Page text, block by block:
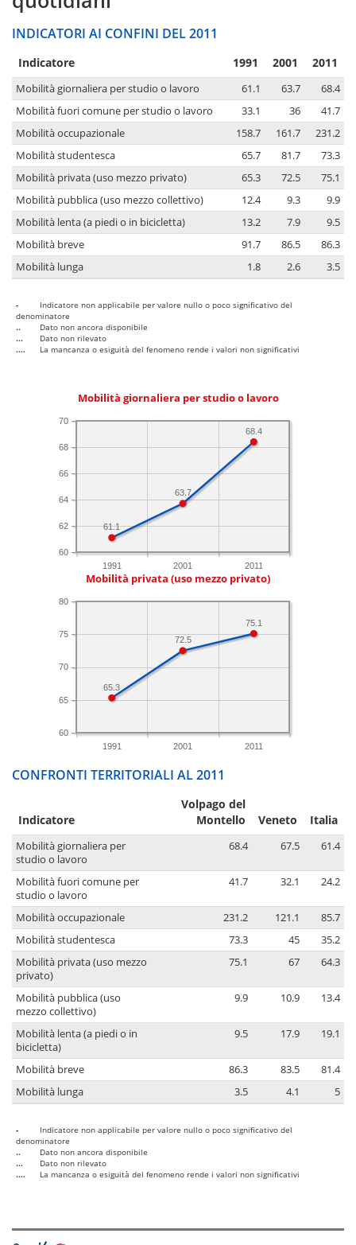
INDICATORI AI CONFINI DEL 2011
Indicatore 1991 2001 2011
Mobilità giornaliera per studio o lavoro 61.1 63.7
68.4
Mobilità fuori comune per studio o lavoro
33.1 36
41.7
Mobilità occupazionale
158.7 161.7
231.2
Mobilità studentesca
65.7 81.7
73.3
Mobilità privata (uso mezzo privato)
65.3 72.5
75.1
Mobilità pubblica (uso mezzo collettivo)
12.4 9.3
9.9
Mobilità lenta (a piedi o in bicicletta)
13.2 7.9
9.5
Mobilità breve
91.7 86.5
86.3
Mobilità lunga
1.8 2.6 3.5
-
Indicatore non applicabile per valore nullo o poco significativo del
denominatore
..
Dato non ancora disponibile
...
Dato non rilevato
....
La mancanza o esiguità del fenomeno rende i valori non significativi
Mobilità giornaliera per studio o lavoro
1991 2001 2011
60
62
64
66
68
70
68.4
63.7
61.1
Mobilità privata (uso mezzo privato)
1991 2001 2011
60
65
70
75
80
75.1
72.5
65.3
CONFRONTI TERRITORIALI AL 2011
Indicatore
Volpago del
Montello
Veneto Italia
Mobilità giornaliera per
studio o lavoro
68.4 67.5 61.4
Mobilità fuori comune per
studio o lavoro
41.7 32.1 24.2
Mobilità occupazionale 231.2 121.1
85.7
Mobilità studentesca
73.3 45
35.2
Mobilità privata (uso mezzo
privato)
75.1 67 64.3
Mobilità pubblica (uso
mezzo collettivo)
9.9 10.9 13.4
Mobilità lenta (a piedi o in
bicicletta)
9.5 17.9 19.1
Mobilità breve 86.3 83.5
81.4
Mobilità lunga
3.5 4.1 5
-
Indicatore non applicabile per valore nullo o poco significativo del
denominatore
..
Dato non ancora disponibile
...
Dato non rilevato
....
La mancanza o esiguità del fenomeno rende i valori non significativi